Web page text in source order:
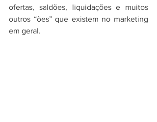
ofertas, saldões, liquidações e muitos
outros “ões” que existem no marketing
em geral.